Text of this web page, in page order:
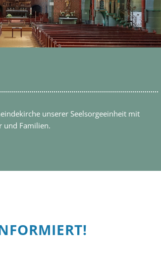
unserer Seelsorgeeinheit mit
und Familien.